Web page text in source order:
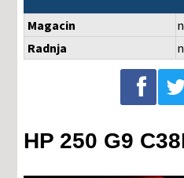
Magacin
Radnja
Podeli na Facebook-u
HP 250 G9